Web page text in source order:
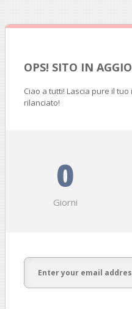
OPS! SITO IN
Ciao a tutti! Lascia pure il
rilanciato!
0
Giorni